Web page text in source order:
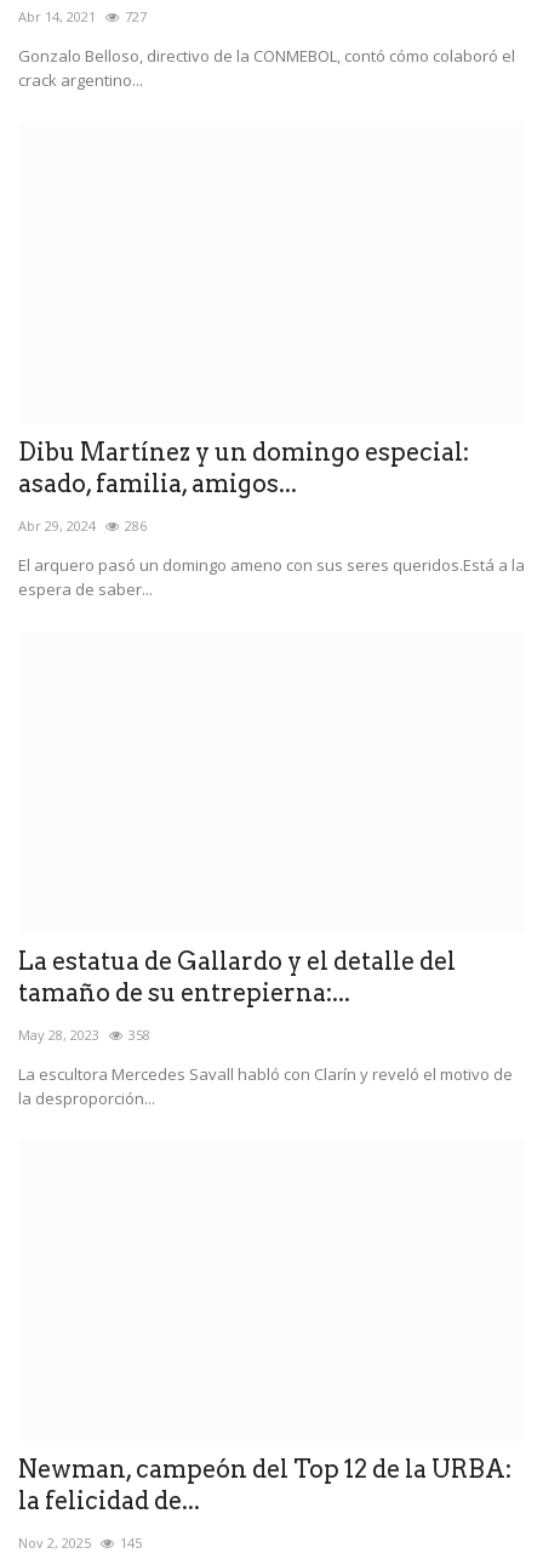
Abr 14, 2021 727
Gonzalo Belloso, directivo de la CONMEBOL, contó cómo colaboró el
crack argentino...
Dibu Martínez y un domingo especial:
asado, familia, amigos...
Abr 29, 2024 286
El arquero pasó un domingo ameno con sus seres queridos.Está a la
espera de saber...
La estatua de Gallardo y el detalle del
tamaño de su entrepierna:...
May 28, 2023 358
La escultora Mercedes Savall habló con Clarín y reveló el motivo de
la desproporción...
Newman, campeón del Top 12 de la URBA:
la felicidad de...
Nov 2, 2025 145